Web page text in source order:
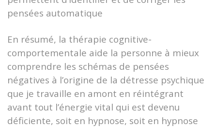
pensées automatique
En résumé, la thérapie cognitive-
comportementale aide la personne à mieux
comprendre les schémas de pensées
négatives à l’origine de la détresse psychique
que je travaille en amont en réintégrant
avant tout l’énergie vital qui est devenu
déficiente, soit en hypnose, soit en hypnose